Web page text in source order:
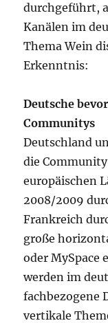
durchgeführt,
Kanälen im
Thema Wein
Erkenntnis:
Deutsche
Communitys
Deutschland
die
europäischen
2008/2009
Frankreich
große
oder MySpace
werden im
fachbezogene
vertikale